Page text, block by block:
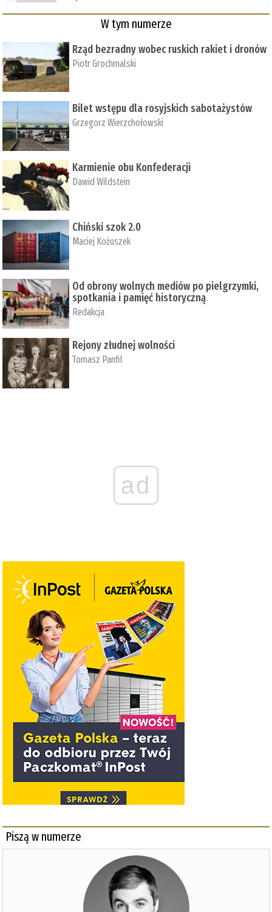
W tym numerze
Rząd bezradny wobec ruskich rakiet i dronów
Piotr Grochmalski
Bilet wstępu dla rosyjskich sabotażystów
Grzegorz Wierzchołowski
Karmienie obu Konfederacji
Dawid Wildstein
Chiński szok 2.0
Maciej Kożuszek
Od obrony wolnych mediów po pielgrzymki,
spotkania i pamięć historyczną
Redakcja
Rejony złudnej wolności
Tomasz Panfil
ad
Piszą w numerze